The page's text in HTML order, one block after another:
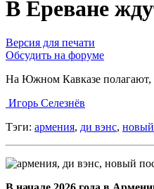
В Ереване
Версия для печати
Обсудить на форуме
На Южном Кавказе полагают,
Игорь Селезнёв
Тэги: армения, ди вэнс,